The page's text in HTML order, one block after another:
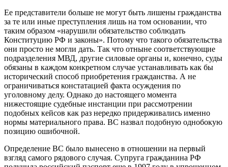
Ее представители больше не могут быть лишены гражданства
за те или иные преступления лишь на том основании, что
таким образом «нарушили обязательство соблюдать
Конституцию РФ и законы». Потому что такого обязательства
они просто не могли дать. Так что отныне соответствующие
подразделения МВД, другие силовые органы и, конечно, суды
обязаны в каждом конкретном случае устанавливать как бы
исторический способ приобретения гражданства. А не
ограничиваться констатацией факта осуждения по
уголовному делу. Однако до настоящего момента
нижестоящие судебные инстанции при рассмотрении
подобных кейсов как раз нередко придерживались именно
нормы материального права. ВС назвал подобную однобокую
позицию ошибочной.
Определение ВС было вынесено в отношении на первый
взгляд самого рядового случая. Супруга гражданина РФ